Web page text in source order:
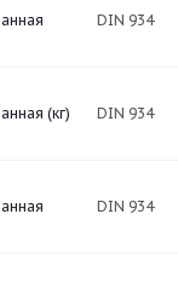
DIN 934
(кг) DIN 934
DIN 934